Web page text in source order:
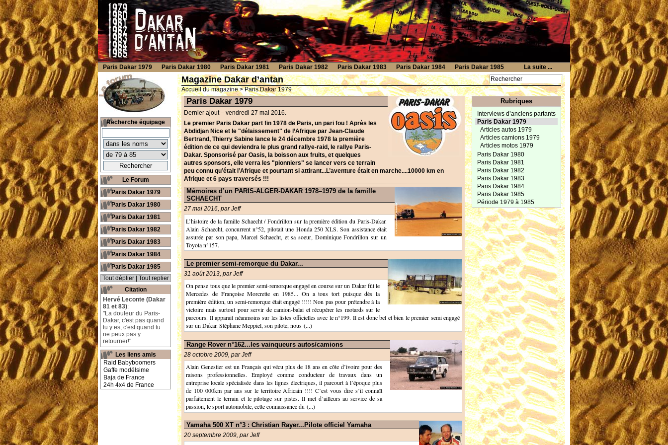
Magazine Dakar d’antan
Accueil du magazine> Paris Dakar 1979
Paris Dakar 1979
Dernier ajout – vendredi 27 mai 2016.
Le premier Paris Dakar part fin 1978 de Paris, un pari fou ! Après les
Abdidjan Nice et le "délaissement" de l’Afrique par Jean-Claude
Bertrand, Thierry Sabine lance le 24 décembre 1978 la première
édition de ce qui deviendra le plus grand rallye-raid, le rallye Paris-
Dakar. Sponsorisé par Oasis, la boisson aux fruits, et quelques
autres sponsors, elle verra les "pionniers" se lancer vers ce terrain
peu connu qu’était l’Afrique et pourtant si attirant...L’aventure était en marche....10000 km en
Afrique et 6 pays traversés !!!
Mémoires d’un PARIS-ALGER-DAKAR 1978–1979 de la famille
SCHAECHT
27 mai 2016, parJeff
L’histoire de la famille Schaecht / Fondrillon sur la première édition du Paris-Dakar.
Alain Schaecht, concurrent n°52, pilotait une Honda 250 XLS. Son assistance était
assurée par son papa, Marcel Schaecht, et sa soeur, Dominique Fondrillon sur un
Toyota n°157.
Le premier semi-remorque du Dakar...
31 août 2013, parJeff
On pense tous que le premier semi-remorque engagé en course sur un Dakar fût le
Mercedes de Françoise Morcrette en 1985... On a tous tort puisque dès la
première édition, un semi-remorque était engagé !!!!! Non pas pour prétendre à la
victoire mais surtout pour servir de camion-balai et récupérer les motards sur le
parcours. Il apparait néanmoins sur les listes officielles avec le n°199. Il est donc bel et bien le premier semi engagé
sur un Dakar. Stéphane Meppiel, son pilote, nous (...)
Range Rover n°162...les vainqueurs autos/camions
28 octobre 2009, parJeff
Alain Genestier est un Français qui vécu plus de 18 ans en côte d’ivoire pour des
raisons professionnelles. Employé comme conducteur de travaux dans un
entreprise locale spécialisée dans les lignes électriques, il parcourt à l’époque plus
de 100 000km par ans sur le territoire Africain !!!! C’est vous dire s’il connaît
parfaitement le terrain et le pilotage sur pistes. Il met d’ailleurs au service de sa
passion, le sport automobile, cette connaissance du (...)
Yamaha 500 XT n°3 : Christian Rayer...Pilote officiel Yamaha
20 septembre 2009, parJeff
Rubriques
Interviews d’anciens partants
Paris Dakar 1979
Articles autos 1979
Articles camions 1979
Articles motos 1979
Paris Dakar 1980
Paris Dakar 1981
Paris Dakar 1982
Paris Dakar 1983
Paris Dakar 1984
Paris Dakar 1985
Période 1979 à 1985
Recherche équipage
Le Forum
Paris Dakar 1979
Paris Dakar 1980
Paris Dakar 1981
Paris Dakar 1982
Paris Dakar 1983
Paris Dakar 1984
Paris Dakar 1985
Tout déplier
Tout replier
Citation
Hervé Leconte (Dakar
81 et 83):
"La douleur du Paris-
Dakar, c'est pas quand
tu y es, c'est quand tu
ne peux pas y
retourner!"
Les liens amis
Raid Babyboomers
Gaffe modélsime
Baja de France
24h 4x4 de France
Paris Dakar 1979 Paris Dakar 1980 Paris Dakar 1981 Paris Dakar 1982 Paris Dakar 1983 Paris Dakar 1984 Paris Dakar 1985 La suite ...